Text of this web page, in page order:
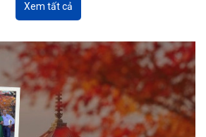
Xem tất cả